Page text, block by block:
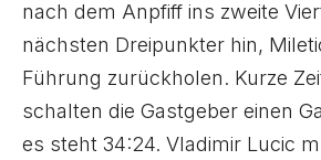
nach dem Anpfiff ins zweite
nächsten Dreipunkter hin,
Führung zurückholen. Kurze
schalten die Gastgeber einen
es steht 34:24. Vladimir Lucic